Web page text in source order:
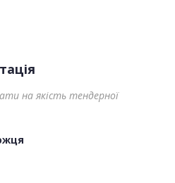
на якість тендерної